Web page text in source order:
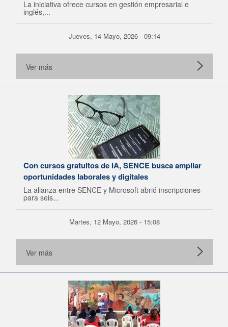
La iniciativa ofrece cursos en gestión empresarial e
inglés,...
Jueves, 14 Mayo, 2026 - 09:14
Ver más
Con cursos gratuitos de IA, SENCE busca ampliar
oportunidades laborales y digitales
La alianza entre SENCE y Microsoft abrió inscripciones
para seis...
Martes, 12 Mayo, 2026 - 15:08
Ver más